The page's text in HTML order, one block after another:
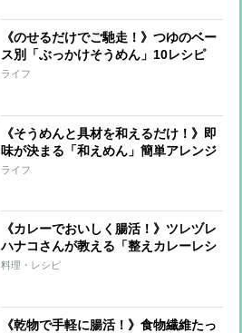
《のせるだけでご馳走！》つゆのベー
ス別「ぶっかけそうめん」10レシピ
ライフ
《そうめんと具材を和えるだけ！》即
味が決まる「和えめん」簡単アレンジ
10レシピ！
ライフ
《カレーでおいしく腸活！》ツレヅレ
ハナコさんが教える「整えカレーレシ
ピ」手軽な“仕込みおき”で栄養価アッ
料理・レシピ
《乾物で手軽に腸活！》食物繊維たっ